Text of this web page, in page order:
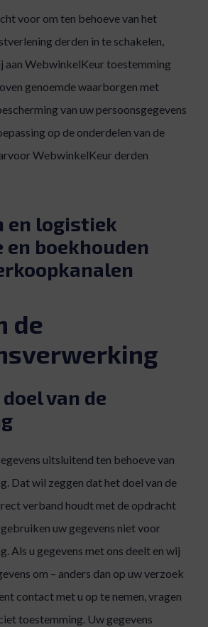
voor om ten behoeve van het
derden in te schakelen,
aan WebwinkelKeur toestemming
genoemde waarborgen met
van uw persoonsgegevens
op de onderdelen van de
WebwinkelKeur derden
en logistiek
boekhouden
de
van de
uitsluitend ten behoeve van
Dat wil zeggen dat het doel van de
verband houdt met de opdracht
uw gegevens niet voor
Als u gegevens met ons deelt en wij
om – anders dan op uw verzoek
contact met u op te nemen, vragen
toestemming. Uw gegevens